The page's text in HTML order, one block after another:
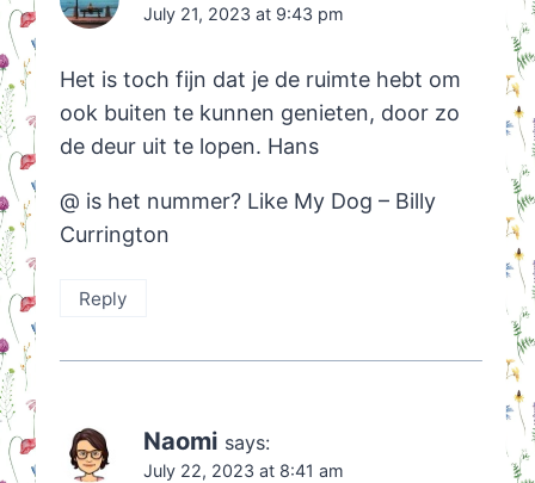
July 21, 2023 at 9:43 pm
Het is toch fijn dat je de ruimte hebt om
ook buiten te kunnen genieten, door zo
de deur uit te lopen. Hans
@ is het nummer? Like My Dog – Billy
Currington
Reply
Naomi says:
July 22, 2023 at 8:41 am